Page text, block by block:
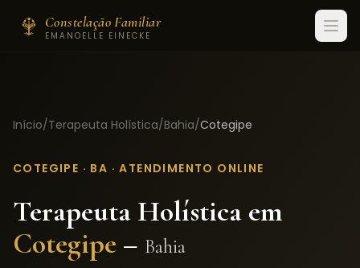
Constelação Familiar
EMANOELLE EINECKE
Início/Terapeuta Holística/Bahia/Cotegipe
COTEGIPE · BA · ATENDIMENTO ONLINE
Terapeuta Holística em
Cotegipe – Bahia